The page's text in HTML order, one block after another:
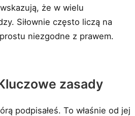
że w wielu
Siłownie często liczą na
niezgodne z prawem.
zasady
podpisałeś. To właśnie od jej